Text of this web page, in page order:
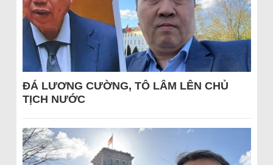
ĐÁ LƯƠNG CƯỜNG, TÔ LÂM LÊN CHỦ
TỊCH NƯỚC